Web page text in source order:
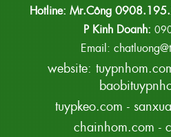
Hotline: Mr.Công
P Kinh Doanh:
Email:
website:
tuypkeo.com -
chainhom.com -